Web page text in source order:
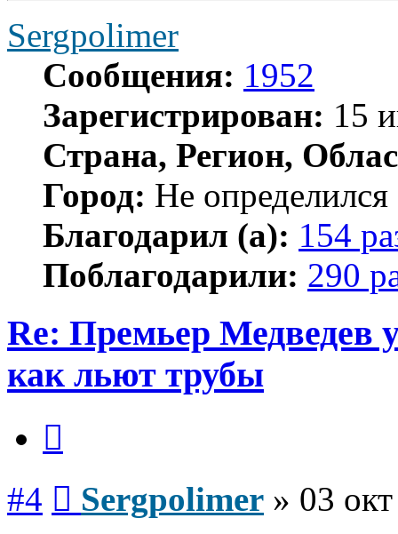
Sergpolimer
Сообщения: 1952
Зарегистрирован: 15
Страна, Регион,
Город: Не определился
Благодарил (а): 154
Поблагодарили: 290
Re: Премьер
как льют трубы
#4 Sergpolimer » 03